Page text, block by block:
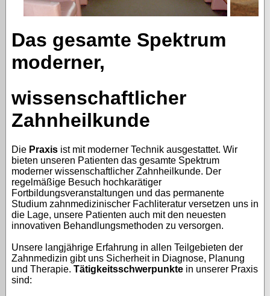
Das gesamte Spektrum
moderner,
wissenschaftlicher
Zahnheilkunde
Die Praxis ist mit moderner Technik ausgestattet. Wir
bieten unseren Patienten das gesamte Spektrum
moderner wissenschaftlicher Zahnheilkunde. Der
regelmäßige Besuch hochkarätiger
Fortbildungsveranstaltungen und das permanente
Studium zahnmedizinischer Fachliteratur versetzen uns in
die Lage, unsere Patienten auch mit den neuesten
innovativen Behandlungsmethoden zu versorgen.
Unsere langjährige Erfahrung in allen Teilgebieten der
Zahnmedizin gibt uns Sicherheit in Diagnose, Planung
und Therapie. Tätigkeitsschwerpunkte in unserer Praxis
sind: